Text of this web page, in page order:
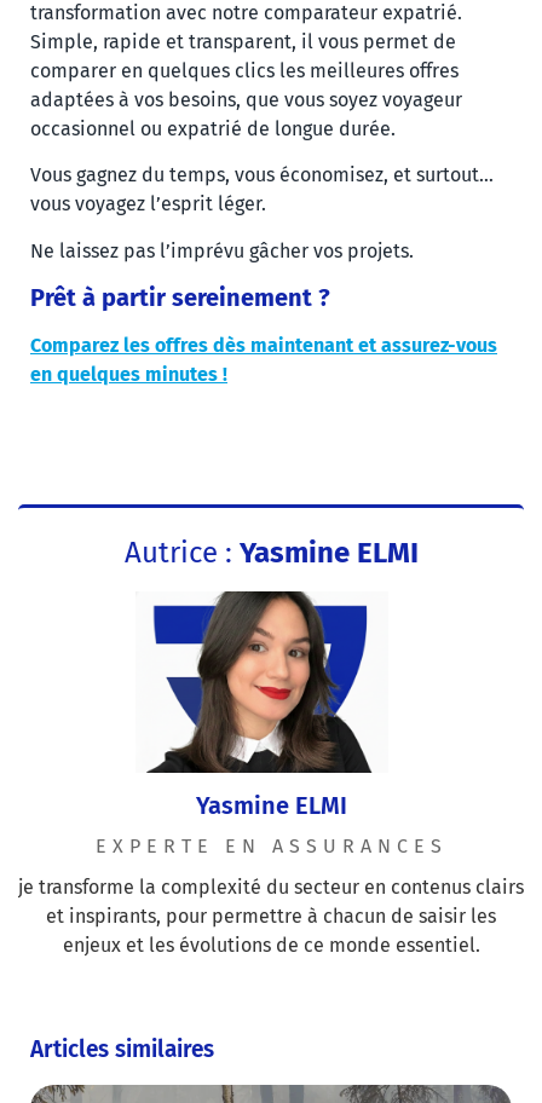
transformation avec notre comparateur expatrié.
Simple, rapide et transparent, il vous permet de
comparer en quelques clics les meilleures offres
adaptées à vos besoins, que vous soyez voyageur
occasionnel ou expatrié de longue durée.
Vous gagnez du temps, vous économisez, et surtout…
vous voyagez l’esprit léger.
Ne laissez pas l’imprévu gâcher vos projets.
Prêt à partir sereinement ?
Comparez les offres dès maintenant et assurez-vous
en quelques minutes !
Autrice : Yasmine ELMI
Yasmine ELMI
EXPERTE EN ASSURANCES
je transforme la complexité du secteur en contenus clairs
et inspirants, pour permettre à chacun de saisir les
enjeux et les évolutions de ce monde essentiel.
Articles similaires